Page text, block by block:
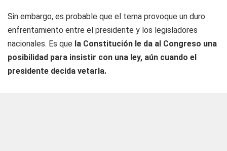
Sin embargo, es probable que el tema provoque un duro
enfrentamiento entre el presidente y los legisladores
nacionales. Es que la Constitución le da al Congreso una
posibilidad para insistir con una ley, aún cuando el
presidente decida vetarla.